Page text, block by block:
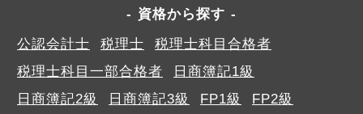
資格から探す
公認会計士
税理士
税理士科目合格者
税理士科目一部合格者
日商簿記1級
日商簿記2級
日商簿記3級 FP1級 FP2級